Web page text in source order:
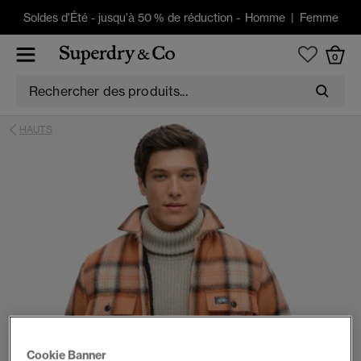
Soldes d'Été -jusqu'à 50 % de réduction - Homme| Femme
0
HAUTS
Cookie Banner